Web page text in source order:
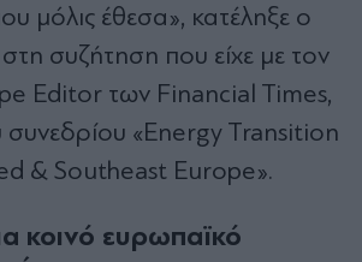
μόλις έθεσα», κατέληξε ο
συζήτηση που είχε με τον
Editor των Financial Times,
συνεδρίου «Energy Transition
& Southeast Europe».
κοινό ευρωπαϊκό